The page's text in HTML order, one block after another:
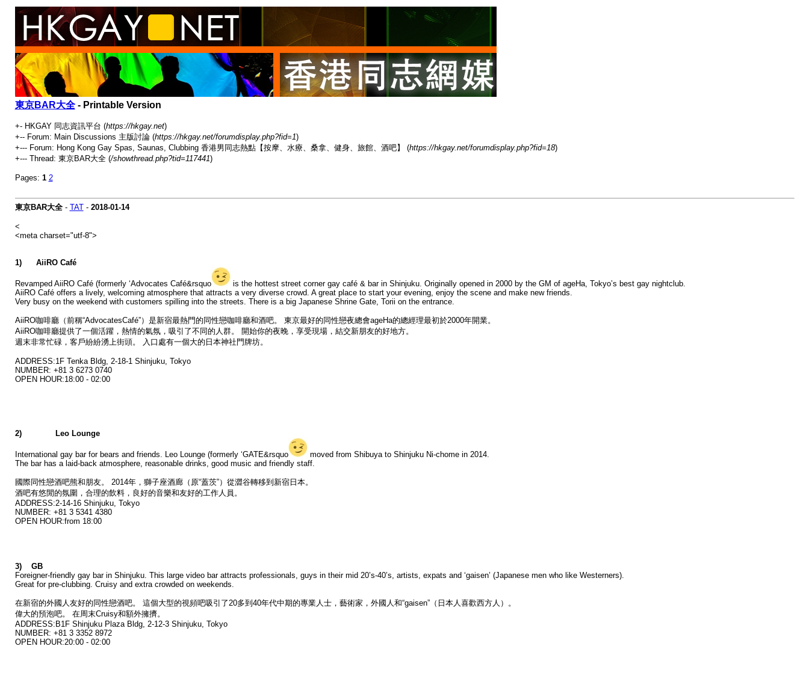
東京BAR大全- Printable Version
+- HKGAY 同志資訊平台 (https://hkgay.net)
+-- Forum: Main Discussions 主版討論 (https://hkgay.net/forumdisplay.php?fid=1)
+--- Forum: Hong Kong Gay Spas, Saunas, Clubbing 香港男同志熱點【按摩、水療、桑拿、健身、旅館、酒吧】 (https://hkgay.net/forumdisplay.php?fid=18)
+--- Thread: 東京BAR大全 (/showthread.php?tid=117441)
Pages: 1 2
東京BAR大全- TAT- 2018-01-14
<
<meta charset="utf-8">
1) AiiRO Café
Revamped AiiRO Café (formerly ‘Advocates Café&rsquo
is the hottest street corner gay café & bar in Shinjuku. Originally opened in 2000 by the GM of ageHa, Tokyo’s best gay nightclub.
AiiRO Café offers a lively, welcoming atmosphere that attracts a very diverse crowd. A great place to start your evening, enjoy the scene and make new friends.
Very busy on the weekend with customers spilling into the streets. There is a big Japanese Shrine Gate, Torii on the entrance.
AiiRO咖啡廳（前稱“AdvocatesCafé”）是新宿最熱門的同性戀咖啡廳和酒吧。 東京最好的同性戀夜總會ageHa的總經理最初於2000年開業。
AiiRO咖啡廳提供了一個活躍，熱情的氣氛，吸引了不同的人群。 開始你的夜晚，享受現場，結交新朋友的好地方。
週末非常忙碌，客戶紛紛湧上街頭。 入口處有一個大的日本神社門牌坊。
ADDRESS:1F Tenka Bldg, 2-18-1 Shinjuku, Tokyo
NUMBER: +81 3 6273 0740
OPEN HOUR:18:00 - 02:00
2) Leo Lounge
International gay bar for bears and friends. Leo Lounge (formerly ‘GATE&rsquo
moved from Shibuya to Shinjuku Ni-chome in 2014.
The bar has a laid-back atmosphere, reasonable drinks, good music and friendly staff.
國際同性戀酒吧熊和朋友。 2014年，獅子座酒廊（原“蓋茨”）從澀谷轉移到新宿日本。
酒吧有悠閒的氛圍，合理的飲料，良好的音樂和友好的工作人員。
ADDRESS:2-14-16 Shinjuku, Tokyo
NUMBER: +81 3 5341 4380
OPEN HOUR:from 18:00
3) GB
Foreigner-friendly gay bar in Shinjuku. This large video bar attracts professionals, guys in their mid 20’s-40’s, artists, expats and ‘gaisen’ (Japanese men who like Westerners).
Great for pre-clubbing. Cruisy and extra crowded on weekends.
在新宿的外國人友好的同性戀酒吧。 這個大型的視頻吧吸引了20多到40年代中期的專業人士，藝術家，外國人和“gaisen”（日本人喜歡西方人）。
偉大的預泡吧。 在周末Cruisy和額外擁擠。
ADDRESS:B1F Shinjuku Plaza Bldg, 2-12-3 Shinjuku, Tokyo
NUMBER: +81 3 3352 8972
OPEN HOUR:20:00 - 02:00